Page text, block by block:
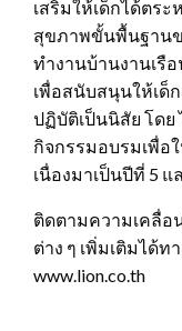
เสริมให้เด็กได้ตร
สุขภาพขั้นพื้นฐานข
ทำงานบ้านงานเรื
เพื่อสนับสนุนให้เด็
ปฏิบัติเป็นนิสัย โดย
กิจกรรมอบรมเพื่อ
เนื่องมาเป็นปีที่ 5
ติดตามความเคลื่อ
ต่าง ๆ เพิ่มเติมได้ท
www.lion.co.th